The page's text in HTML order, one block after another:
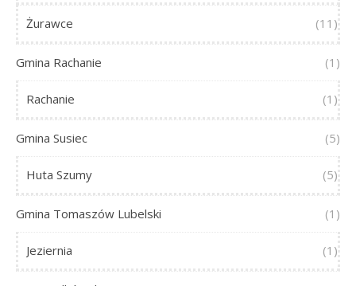
Żurawce (11)
Gmina Rachanie (1)
Rachanie (1)
Gmina Susiec (5)
Huta Szumy (5)
Gmina Tomaszów Lubelski (1)
Jeziernia (1)